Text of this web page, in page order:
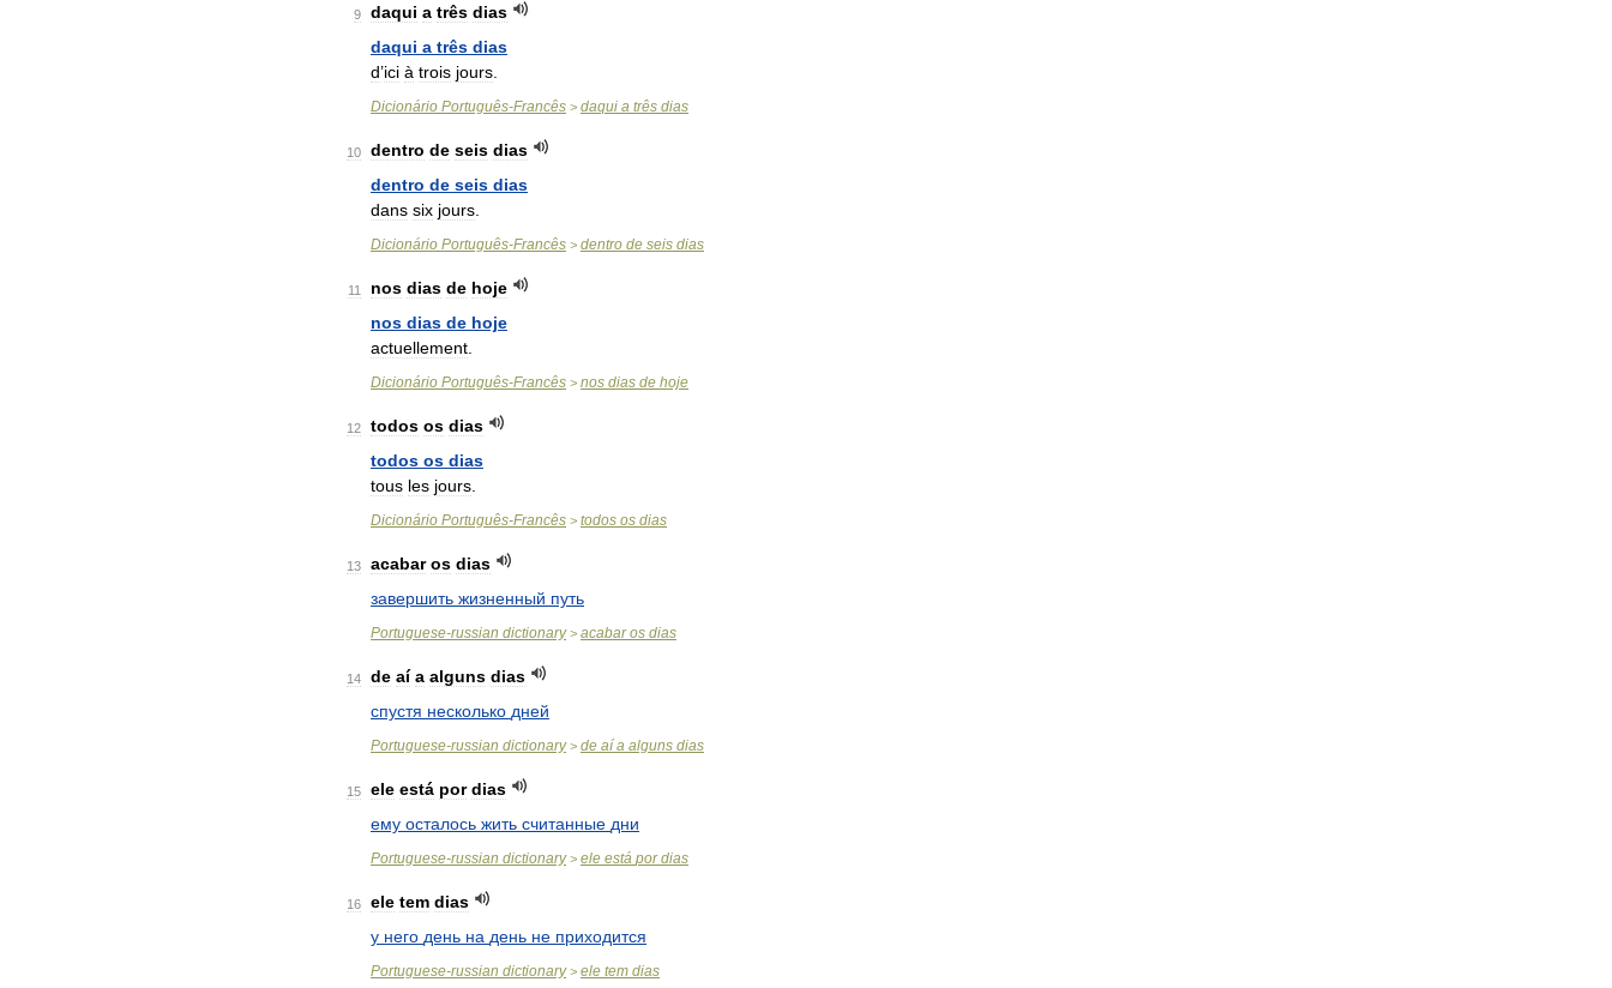
9 daqui a três dias
daqui a três dias
d’ici à trois jours
Dicionário Português-Francês > daqui a três dias
10 dentro de seis dias
dentro de seis dias
dans six jours
Dicionário Português-Francês > dentro de seis dias
11 nos dias de hoje
nos dias de hoje
actuellement
Dicionário Português-Francês > nos dias de hoje
12 todos os dias
todos os dias
tous les jours
Dicionário Português-Francês > todos os dias
13 acabar os dias
завершить жизненный путь
Portuguese-russian dictionary> acabar os dias
14 de aí a alguns dias
спустя несколько дней
Portuguese-russian dictionary> de aí a alguns dias
15 ele está por dias
ему осталось жить считанные дни
Portuguese-russian dictionary> ele está por dias
16 ele tem dias
у него день на день не приходится
Portuguese-russian dictionary> ele tem dias